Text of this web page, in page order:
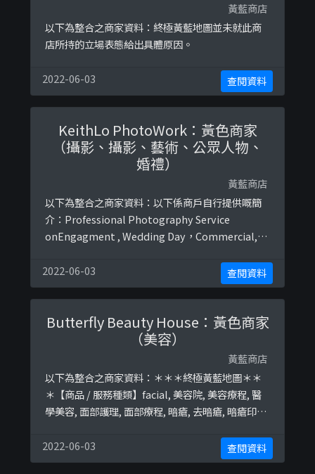
黃藍商店
以下為整合之商家資料：終極黃藍地圖並未就此商
店所持的立場表態給出具體原因。
2022-06-03 查閱資料
KeithLo PhotoWork：黃色商家
（攝影、攝影、藝術、公眾人物、
婚禮）
黃藍商店
以下為整合之商家資料：以下係商戶自行提供嘅簡
介：Professional Photography Service
onEngagment , Wedding Day，Commercial,
https://www.facebook.com/KeithLoPhoto/ph
otos/a.499366696839879/2282933005149897
2022-06-03 查閱資料
Butterfly Beauty House：黃色商家
（美容）
黃藍商店
以下為整合之商家資料：＊＊＊終極黃藍地圖＊＊
＊【商品 / 服務種類】facial, 美容院, 美容療程, 醫
學美容, 面部護理, 面部療程, 暗瘡, 去暗瘡, 暗瘡印,
AquaPeel, 煥膚療程, 煥膚, 香薰治療, 半永久, 半永
久紋繡, 半永久化妝, 修眉, 紋眉, 霧眉, 飄眉, 霧加根,
2022-06-03 查閱資料